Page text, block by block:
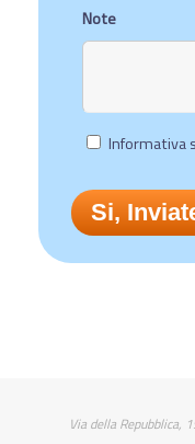
Note
Informativa
Via della Repubblica,